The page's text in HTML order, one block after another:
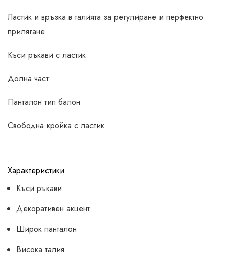
Ластик и връзка в талията за регулиране и перфектно
прилягане
Къси ръкави с ластик
Долна част:
Панталон тип балон
Свободна кройка с ластик
Характеристики
Къси ръкави
Декоративен акцент
Широк панталон
Висока талия